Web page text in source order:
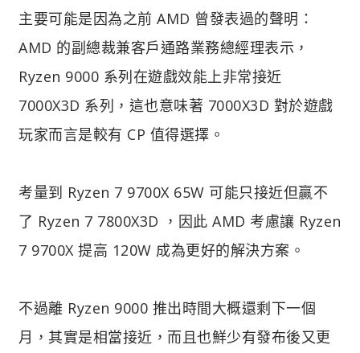
主要可能是因為之前 AMD 曾發表過的聲明：
AMD 的副總裁兼客戶通路業務總經理表示，
Ryzen 9000 系列在遊戲效能上非常接近
7000X3D 系列，這也意味著 7000X3D 對於遊戲
玩家而言是較有 CP 值得選擇。
考量到 Ryzen 7 9700X 65W 可能只接近但贏不
了 Ryzen 7 7800X3D ，因此 AMD 考慮讓 Ryzen
7 9700X 提高 120W 成為更好的解決方案。
不過離 Ryzen 9000 推出時間大概還剩下一個
月，其實是相當接近，而且也鮮少有發布後又更